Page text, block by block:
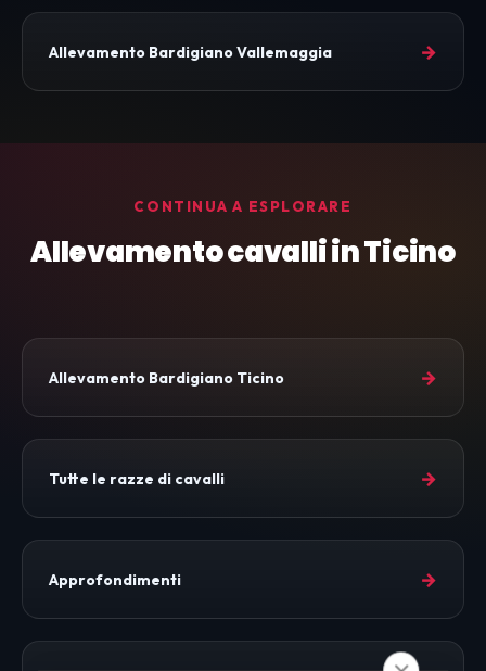
Allevamento Bardigiano Vallemaggia →
CONTINUA A ESPLORARE
Allevamento cavalli in Ticino
Allevamento Bardigiano Ticino →
Tutte le razze di cavalli →
Approfondimenti →